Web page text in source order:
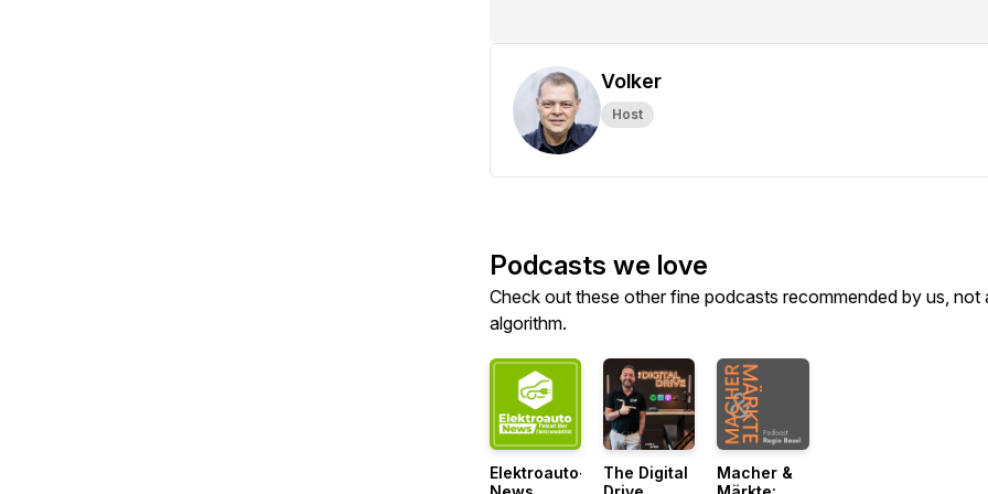
Volker
Host
Podcasts we love
Check out these other fine podcasts recommended by us, not
algorithm.
Elektroauto-
The Digital
Macher &